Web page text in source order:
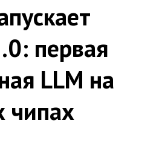
первая
LLM на
чипах